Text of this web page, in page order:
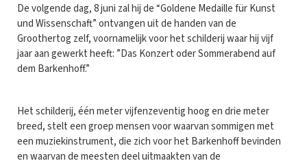
De volgende dag, 8 juni zal hij de “Goldene Medaille für Kunst
und Wissenschaft” ontvangen uit de handen van de
Groothertog zelf, voornamelijk voor het schilderij waar hij vijf
jaar aan gewerkt heeft: ”Das Konzert oder Sommerabend auf
dem Barkenhoff.”
Het schilderij, één meter vijfenzeventig hoog en drie meter
breed, stelt een groep mensen voor waarvan sommigen met
een muziekinstrument, die zich voor het Barkenhoff bevinden
en waarvan de meesten deel uitmaakten van de